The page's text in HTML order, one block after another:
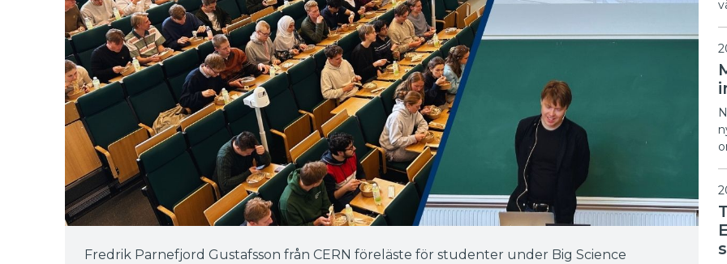
Fredrik Parnefjord Gustafsson från CERN föreläste för studenter under Big Science